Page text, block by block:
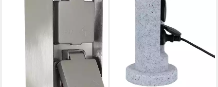
Gartensteckdose ORIO, 2
39,90 €
lieferbar - in 2-3 Werktagen bei dir
Gartensteckdose
Steckdosensäule Outdoor 2
Steckdosen in Steinoptik,
Steinoptik
33,99 €
lieferbar - in 5-6 Werktagen bei dir